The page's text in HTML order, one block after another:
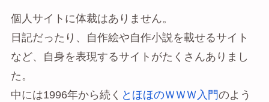
個人サイトに体裁はありません。
日記だったり、自作絵や自作小説を載せるサイト
など、自身を表現するサイトがたくさんありまし
た。
中には1996年から続く とほほのＷＷＷ入門のよう